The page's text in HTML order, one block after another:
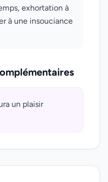
exhortation à
à une insouciance
un plaisir